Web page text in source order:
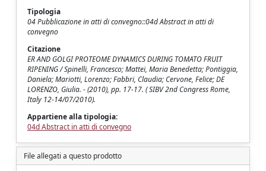
Tipologia
04 Pubblicazione in atti di convegno::04d Abstract in atti di
convegno
Citazione
ER AND GOLGI PROTEOME DYNAMICS DURING TOMATO FRUIT
RIPENING / Spinelli, Francesco; Mattei, Maria Benedetta; Pontiggia,
Daniela; Mariotti, Lorenzo; Fabbri, Claudia; Cervone, Felice; DE
LORENZO, Giulia. - (2010), pp. 17-17. ( SIBV 2nd Congress Rome,
Italy 12-14/07/2010).
Appartiene alla tipologia:
04d Abstract in atti di convegno
File allegati a questo prodotto